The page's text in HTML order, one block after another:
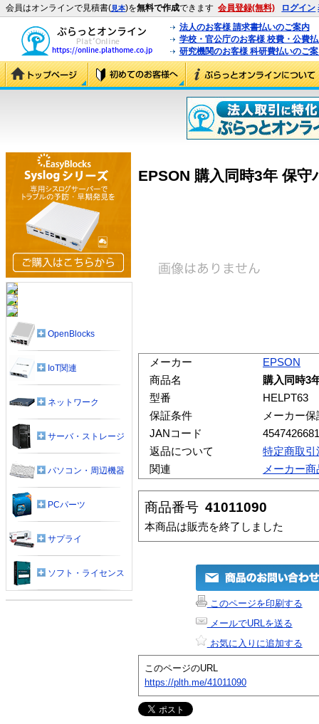
会員はオンラインで見積書(見本)を無料で作成できます 会員登録(無料) ログイン
法人のお客様 請求書払いのご案内
学校・官公庁のお客様 校費・公費
研究機関のお客様 科研費払いのご
EPSON 購入同時3年 保
メーカー
EPSON
商品名
購入同時3
型番
HELPT63
保証条件
メーカー保
JANコード
返品について
特定商取
関連
メーカー
商品番号 41011090
本商品は販売を終了しました
このページを印刷する
メールでURLを送る
お気に入りに追加する
このページのURL
https://plth.me/41011090
OpenBlocks
IoT関連
ネットワーク
サーバ・ストレージ
パソコン・周辺機器
PCパーツ
サプライ
ソフト・ライセンス